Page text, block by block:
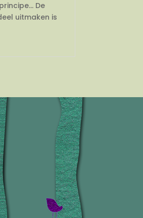
De
uitmaken is